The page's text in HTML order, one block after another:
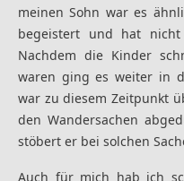
meinen Sohn war es
begeistert und hat
Nachdem die Kinder
waren ging es weiter in
war zu diesem Zeitpunkt
den Wandersachen
stöbert er bei solchen
Auch für mich hab ich